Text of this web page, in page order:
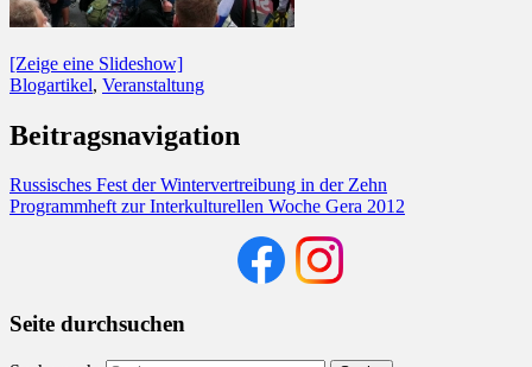
[Zeige eine Slideshow]
Blogartikel, Veranstaltung
Beitragsnavigation
Russisches Fest der Wintervertreibung in der Zehn
Programmheft zur Interkulturellen Woche Gera 2012
Seite durchsuchen